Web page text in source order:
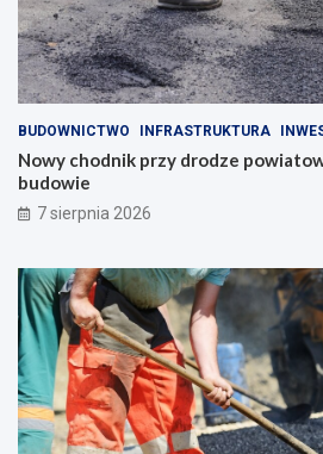
BUDOWNICTWO INFRASTRUKTURA
Nowy chodnik przy drodze
budowie
7 sierpnia 2026